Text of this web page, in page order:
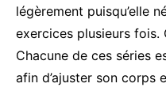
légèrement puisqu’elle
exercices plusieurs fois.
Chacune de ces séries
afin d’ajuster son corps